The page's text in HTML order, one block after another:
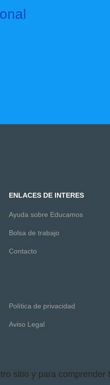
ENLACES DE INTERES
Ayuda sobre Educamos
Bolsa de trabajo
Contacto
Política de privacidad
Aviso Legal
sitio y para